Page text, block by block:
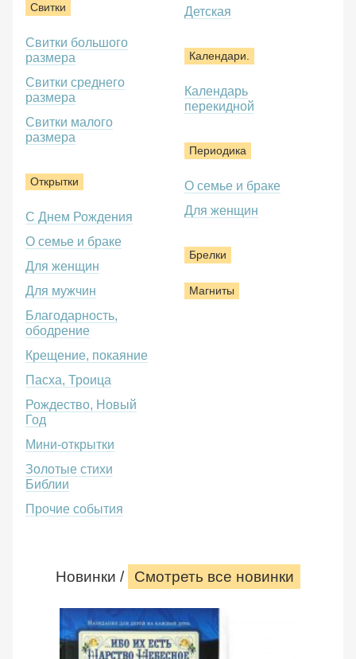
Свитки
Свитки большого
размера
Свитки среднего
размера
Свитки малого
размера
Открытки
С Днем Рождения
О семье и браке
Для женщин
Для мужчин
Благодарность,
ободрение
Крещение, покаяние
Пасха, Троица
Рождество, Новый
Год
Мини-открытки
Золотые стихи
Библии
Прочие события
Детская
Календари.
Календарь
перекидной
Периодика
О семье и браке
Для женщин
Брелки
Магниты
Новинки / Смотреть все новинки
Ибо